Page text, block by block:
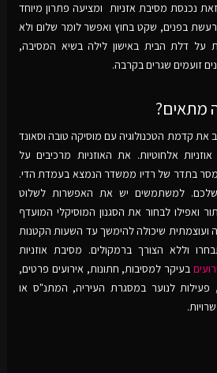
נכנסת מסיבת אזניות ומציעה פתרון מיוחד
רעשת בפנים, שקט בחוץ ואפשר לומר שלום ולא
דלת הבית באישון לילה בשיא המסיבה,
זועמים שגרים בקרבה.
מתאים?
את קדמת הטכנולוגיה עם מוסיקה טובה וסאונד
אלחוטיות. את האוזניות מרכיבים על
בתדר של רדיו ממשדר הנמצא בעמדת הדי.
למשתמשים יש את האפשרות לשלוט
ואפילו לבחור את הסגנון המוסיקלי המועדף
ועוצמתית שיכולה להימשך עד השעות הקטנות
וללא הצורך ברמקולים. מסיבת אוזניות
בעיקר למסיבות, חתונות, אירועים פרטים,
פעילות לנוער במסגרת העיריה, המתנ"ס או